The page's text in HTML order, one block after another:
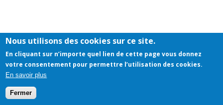
Nous utilisons des cookies sur ce site.
En cliquant sur n’importe quel lien de cette page vous donnez
votre consentement pour permettre l’utilisation des cookies.
En savoir plus
Fermer